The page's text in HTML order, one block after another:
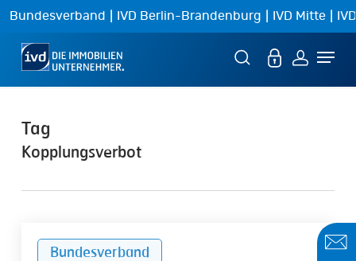
Skip
main
Bundesverband | IVD Berlin-Brandenburg | IVD Mitte |
Tag
Kopplungsverbot
Bundesverband